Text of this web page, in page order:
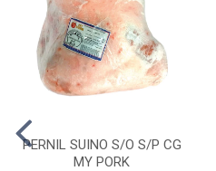
PERNIL SUINO S/O S/P CG
MY PORK